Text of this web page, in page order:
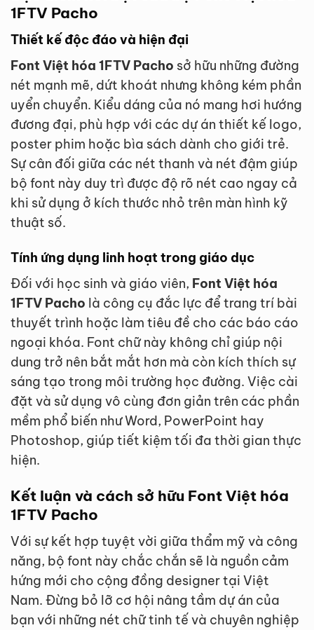
1FTV Pacho
Thiết kế độc đáo và hiện đại
Font Việt hóa 1FTV Pacho sở hữu những đường
nét mạnh mẽ, dứt khoát nhưng không kém phần
uyển chuyển. Kiểu dáng của nó mang hơi hướng
đương đại, phù hợp với các dự án thiết kế logo,
poster phim hoặc bìa sách dành cho giới trẻ.
Sự cân đối giữa các nét thanh và nét đậm giúp
bộ font này duy trì được độ rõ nét cao ngay cả
khi sử dụng ở kích thước nhỏ trên màn hình kỹ
thuật số.
Tính ứng dụng linh hoạt trong giáo dục
Đối với học sinh và giáo viên, Font Việt hóa
1FTV Pacho là công cụ đắc lực để trang trí bài
thuyết trình hoặc làm tiêu đề cho các báo cáo
ngoại khóa. Font chữ này không chỉ giúp nội
dung trở nên bắt mắt hơn mà còn kích thích sự
sáng tạo trong môi trường học đường. Việc cài
đặt và sử dụng vô cùng đơn giản trên các phần
mềm phổ biến như Word, PowerPoint hay
Photoshop, giúp tiết kiệm tối đa thời gian thực
hiện.
Kết luận và cách sở hữu Font Việt hóa
1FTV Pacho
Với sự kết hợp tuyệt vời giữa thẩm mỹ và công
năng, bộ font này chắc chắn sẽ là nguồn cảm
hứng mới cho cộng đồng designer tại Việt
Nam. Đừng bỏ lỡ cơ hội nâng tầm dự án của
bạn với những nét chữ tinh tế và chuyên nghiệp